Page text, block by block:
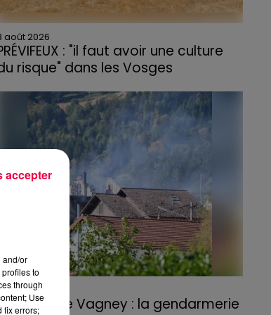
août 2026
: "il faut avoir une culture
risque" dans les Vosges
août 2026
de Vagney : la gendarmerie
and/or
to
through
Use
fix errors;
accepter